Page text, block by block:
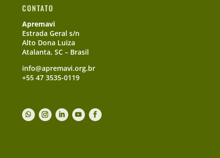
CONTATO
Apremavi
Estrada Geral s/n
Alto Dona Luiza
Atalanta, SC – Brasil
info@apremavi.org.br
+55 47 3535-0119